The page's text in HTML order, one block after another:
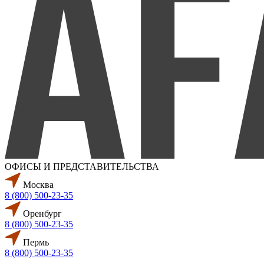
ОФИСЫ И ПРЕДСТАВИТЕЛЬСТВА
Москва
8 (800) 500-23-35
Оренбург
8 (800) 500-23-35
Пермь
8 (800) 500-23-35